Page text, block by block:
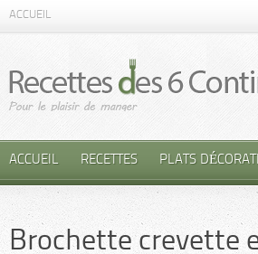
ACCUEIL
ACCUEIL RECETTES PLATS
Brochette crevette